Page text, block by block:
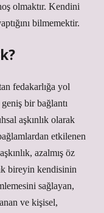
olmaktır. Kendini
bilmemektir.
fedakarlığa yol
bir bağlantı
aşkınlık olarak
etkilenen
azalmış öz
bireyin kendisinin
sağlayan,
ve kişisel,